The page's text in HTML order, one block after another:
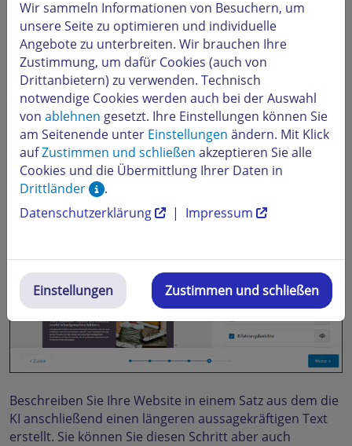
Nun gilt es vorgeschlagene (Unter-)Seitenauszuwählen.
Sie können im Nachgang natürlich weitere Seiten
hinzufügen, löschen oder verschieben. Nach Ihrer
Auswahl, wählen Sie unten »Weiter«.
Beschreiben Sie Ihre Website in einem Satz aus dem die
KI anschließend einen längeren aussagekräftigen Text
erstellt. Sie können Sie diesen Schritt aber auch
Wir sammeln Informationen von Besuchern, um
unsere Seite zu optimieren und individuelle
Angebote zu unterbreiten. Wir brauchen Ihre
Zustimmung, um dafür Cookies (auch von
Drittanbietern) zu verwenden. Technisch
notwendige Cookies werden auch bei der Auswahl
von ablehnen gesetzt. Ihre Einstellungen können Sie
am Seitenende unter Einstellungen ändern. Mit Klick
aufZustimmen und schließen akzeptieren Sie alle
Cookies und die Übermittlung Ihrer Daten in
Drittländer
.
Datenschutzerklärung
| Impressum
Einstellungen Zustimmen und schließen